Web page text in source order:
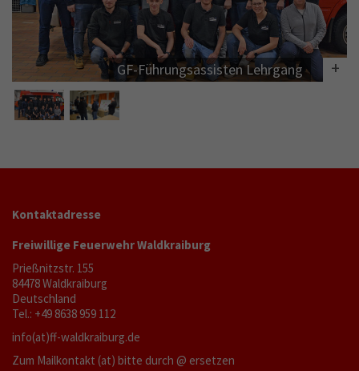
GF-Führungsassisten Lehrgang
Kontaktadresse
Freiwillige Feuerwehr Waldkraiburg
Prießnitzstr. 155
84478 Waldkraiburg
Deutschland
Tel.: +49 8638 959 112
info(at)ff-waldkraiburg.de
Zum Mailkontakt (at) bitte durch @ ersetzen